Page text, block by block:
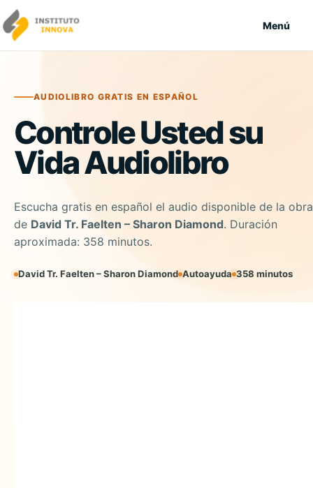
Saltar al contenido
Menú
AUDIOLIBRO GRATIS EN ESPAÑOL
Controle Usted su
Vida Audiolibro
Escucha gratis en español el audio disponible de la obra
de David Tr. Faelten – Sharon Diamond. Duración
aproximada: 358 minutos.
David Tr. Faelten – Sharon Diamond Autoayuda 358 minutos